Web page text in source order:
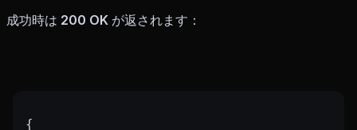
成功時は 200 OK が返されます：
{